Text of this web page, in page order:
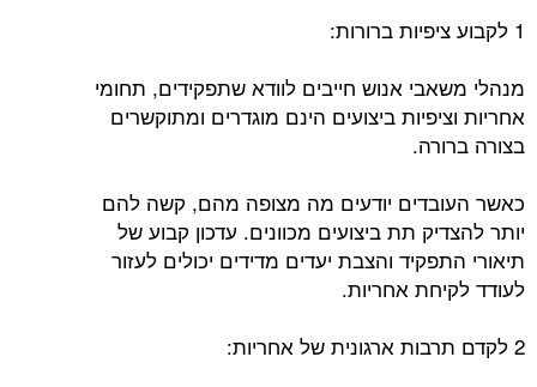
1 לקבוע ציפיות ברורות:
מנהלי משאבי אנוש חייבים לוודא שתפקידים, תחומי
אחריות וציפיות ביצועים הינם מוגדרים ומתוקשרים
בצורה ברורה.
כאשר העובדים יודעים מה מצופה מהם, קשה להם
יותר להצדיק תת ביצועים מכוונים. עדכון קבוע של
תיאורי התפקיד והצבת יעדים מדידים יכולים לעזור
לעודד לקיחת אחריות.
2 לקדם תרבות ארגונית של אחריות: